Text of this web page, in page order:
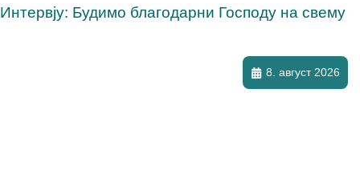
Интервју: Будимо благодарни Господу на свему
8. август 2026